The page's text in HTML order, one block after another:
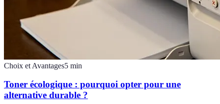
Choix et Avantages5 min
Toner écologique : pourquoi opter pour une
alternative durable ?